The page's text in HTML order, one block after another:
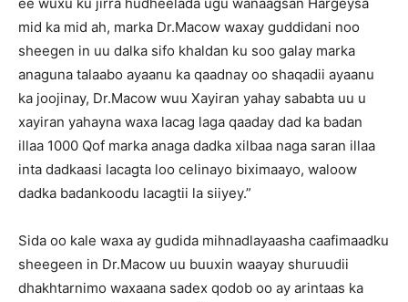
mid ka mid ah, marka Dr.Macow waxay guddidani noo
sheegen in uu dalka sifo khaldan ku soo galay marka
anaguna talaabo ayaanu ka qaadnay oo shaqadii ayaanu
ka joojinay, Dr.Macow wuu Xayiran yahay sababta uu u
xayiran yahayna waxa lacag laga qaaday dad ka badan
illaa 1000 Qof marka anaga dadka xilbaa naga saran illaa
inta dadkaasi lacagta loo celinayo biximaayo, waloow
dadka badankoodu lacagtii la siiyey.”
Sida oo kale waxa ay gudida mihnadlayaasha caafimaadku
sheegeen in Dr.Macow uu buuxin waayay shuruudii
dhakhtarnimo waxaana sadex qodob oo ay arintaas ka